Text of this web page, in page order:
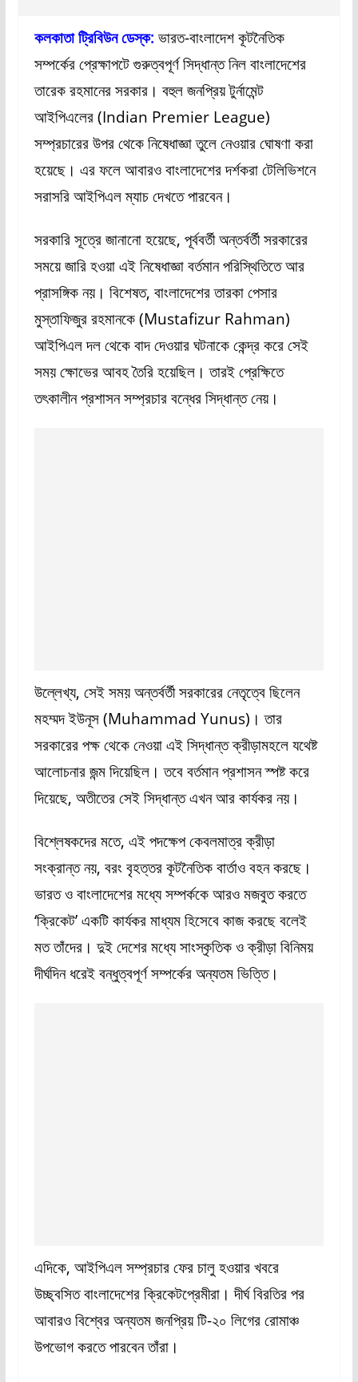
কলকাতা ট্রিবিউন ডেস্ক: ভারত-বাংলাদেশ কূটনৈতিক
সম্পর্কের প্রেক্ষাপটে গুরুত্বপূর্ণ সিদ্ধান্ত নিল বাংলাদেশের
তারেক রহমানের সরকার। বহুল জনপ্রিয় টুর্নামেন্ট
আইপিএলের (Indian Premier League)
সম্প্রচারের উপর থেকে নিষেধাজ্ঞা তুলে নেওয়ার ঘোষণা করা
হয়েছে। এর ফলে আবারও বাংলাদেশের দর্শকরা টেলিভিশনে
সরাসরি আইপিএল ম্যাচ দেখতে পারবেন।
সরকারি সূত্রে জানানো হয়েছে, পূর্ববর্তী অন্তর্বর্তী সরকারের
সময়ে জারি হওয়া এই নিষেধাজ্ঞা বর্তমান পরিস্থিতিতে আর
প্রাসঙ্গিক নয়। বিশেষত, বাংলাদেশের তারকা পেসার
মুস্তাফিজুর রহমানকে (Mustafizur Rahman)
আইপিএল দল থেকে বাদ দেওয়ার ঘটনাকে কেন্দ্র করে সেই
সময় ক্ষোভের আবহ তৈরি হয়েছিল। তারই প্রেক্ষিতে
তৎকালীন প্রশাসন সম্প্রচার বন্ধের সিদ্ধান্ত নেয়।
উল্লেখ্য, সেই সময় অন্তর্বর্তী সরকারের নেতৃত্বে ছিলেন
মহম্মদ ইউনূস (Muhammad Yunus)। তার
সরকারের পক্ষ থেকে নেওয়া এই সিদ্ধান্ত ক্রীড়ামহলে যথেষ্ট
আলোচনার জন্ম দিয়েছিল। তবে বর্তমান প্রশাসন স্পষ্ট করে
দিয়েছে, অতীতের সেই সিদ্ধান্ত এখন আর কার্যকর নয়।
বিশ্লেষকদের মতে, এই পদক্ষেপ কেবলমাত্র ক্রীড়া
সংক্রান্ত নয়, বরং বৃহত্তর কূটনৈতিক বার্তাও বহন করছে।
ভারত ও বাংলাদেশের মধ্যে সম্পর্ককে আরও মজবুত করতে
‘ক্রিকেট’ একটি কার্যকর মাধ্যম হিসেবে কাজ করছে বলেই
মত তাঁদের। দুই দেশের মধ্যে সাংস্কৃতিক ও ক্রীড়া বিনিময়
দীর্ঘদিন ধরেই বন্ধুত্বপূর্ণ সম্পর্কের অন্যতম ভিত্তি।
এদিকে, আইপিএল সম্প্রচার ফের চালু হওয়ার খবরে
উচ্ছ্বসিত বাংলাদেশের ক্রিকেটপ্রেমীরা। দীর্ঘ বিরতির পর
আবারও বিশ্বের অন্যতম জনপ্রিয় টি-২০ লিগের রোমাঞ্চ
উপভোগ করতে পারবেন তাঁরা।